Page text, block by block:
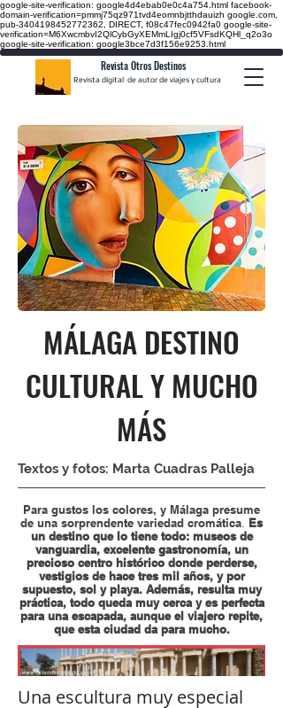
google-site-verification: google4d4ebab0e0c4a754.html facebook-
domain-verification=pmmj75qz971tvd4eomnbjtthdauizh google.com,
pub-3404198452772362, DIRECT, f08c47fec0942fa0 google-site-
verification=M6XwcmbvI2QlCybGyXEMmLIgj0cf5VFsdKQHl_q2o3o
google-site-verification: google3bce7d3f156e9253.html
Revista Otros Destinos
Revista digital de autor de viajes y cultura
MÁLAGA DESTINO
CULTURAL Y MUCHO
MÁS
Textos y fotos: Marta Cuadras Palleja
Para gustos los colores, y Málaga presume
de una sorprendente variedad cromática. Es
un destino que lo tiene todo: museos de
vanguardia, excelente gastronomía, un
precioso centro histórico donde perderse,
vestigios de hace tres mil años, y por
supuesto, sol y playa. Además, resulta muy
práctica, todo queda muy cerca y es perfecta
para una escapada, aunque el viajero repite,
que esta ciudad da para mucho.
Una escultura muy especial